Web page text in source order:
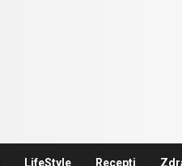
LifeStyle Recepti